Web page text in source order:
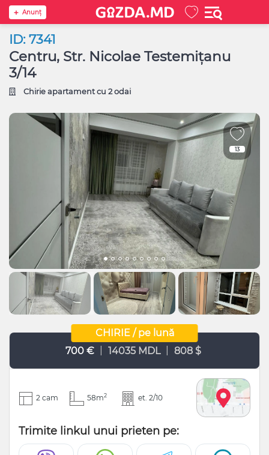
Anunţ
ID: 7341
Centru, Str. Nicolae Testemițanu
3/14
Chirie apartament cu 2 odai
13
CHIRIE / pe lună
700 €
14035 MDL 808 $
2 cam 58m2 et. 2/10
Trimite linkul unui prieten pe: